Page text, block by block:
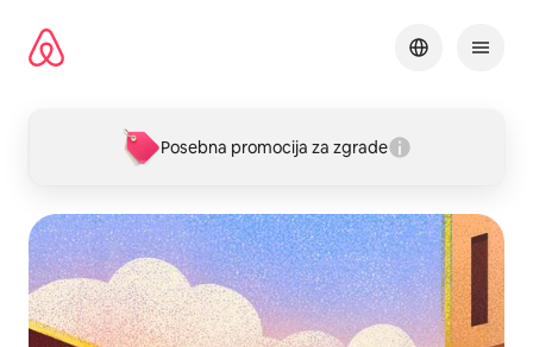
sadržaj
Posebna promocija za zgrade